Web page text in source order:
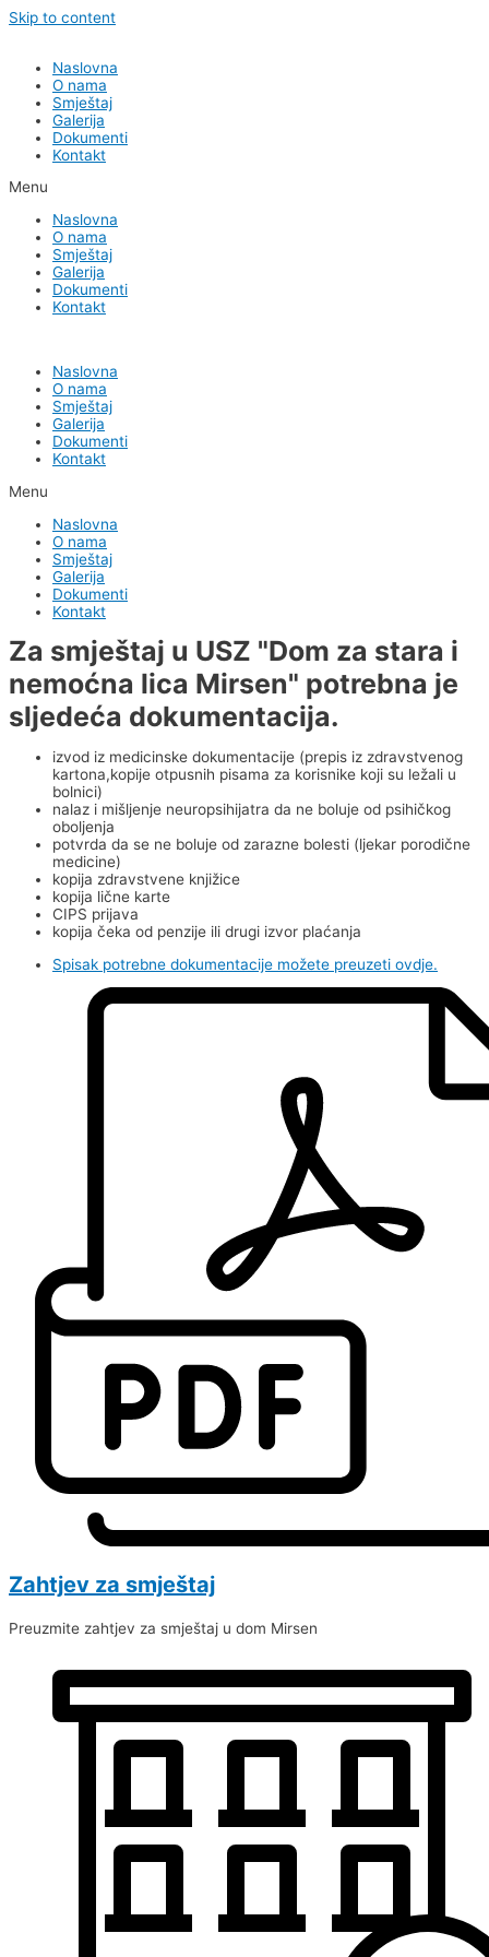
Skip to content
Naslovna
O nama
Smještaj
Galerija
Dokumenti
Kontakt
Menu
Naslovna
O nama
Smještaj
Galerija
Dokumenti
Kontakt
Naslovna
O nama
Smještaj
Galerija
Dokumenti
Kontakt
Menu
Naslovna
O nama
Smještaj
Galerija
Dokumenti
Kontakt
Za smještaj u USZ "Dom za stara i
nemoćna lica Mirsen" potrebna je
sljedeća dokumentacija.
izvod iz medicinske dokumentacije (prepis iz zdravstvenog
kartona,kopije otpusnih pisama za korisnike koji su ležali u
bolnici)
nalaz i mišljenje neuropsihijatra da ne boluje od psihičkog
oboljenja
potvrda da se ne boluje od zarazne bolesti (ljekar porodične
medicine)
kopija zdravstvene knjižice
kopija lične karte
CIPS prijava
kopija čeka od penzije ili drugi izvor plaćanja
Spisak potrebne dokumentacije možete preuzeti ovdje.
Zahtjev za smještaj
Preuzmite zahtjev za smještaj u dom Mirsen